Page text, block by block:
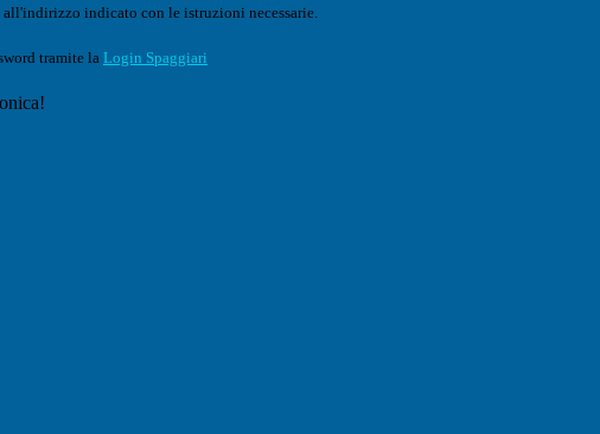
all'indirizzo indicato con le istruzioni necessarie.
tramite la Login Spaggiari